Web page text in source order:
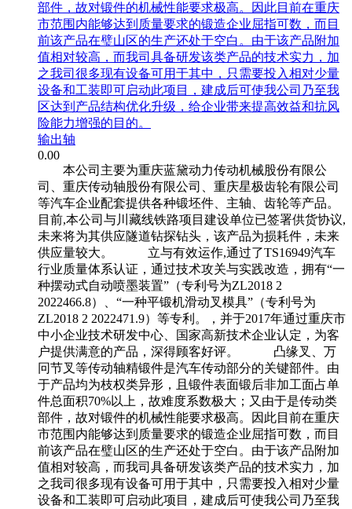
部件，故对锻件的机械性能要求极高。因此目前在重庆
市范围内能够达到质量要求的锻造企业屈指可数，而目
前该产品在璧山区的生产还处于空白。由于该产品附加
值相对较高，而我司具备研发该类产品的技术实力，加
之我司很多现有设备可用于其中，只需要投入相对少量
设备和工装即可启动此项目，建成后可使我公司乃至我
区达到产品结构优化升级，给企业带来提高效益和抗风
险能力增强的目的。
输出轴
0.00
本公司主要为重庆蓝黛动力传动机械股份有限公
司、重庆传动轴股份有限公司、重庆星极齿轮有限公司
等汽车企业配套提供各种锻坯件、主轴、齿轮等产品。
目前,本公司与川藏线铁路项目建设单位已签署供货协议,
未来将为其供应隧道钻探钻头，该产品为损耗件，未来
供应量较大。 立与有效运作,通过了TS16949汽车
行业质量体系认证，通过技术攻关与实践改造，拥有“一
种摆动式自动喷墨装置”（专利号为ZL2018 2
2022466.8）、“一种平锻机滑动叉模具”（专利号为
ZL2018 2 2022471.9）等专利。，并于2017年通过重庆市
中小企业技术研发中心、国家高新技术企业认定，为客
户提供满意的产品，深得顾客好评。 凸缘叉、万
冋节叉等传动轴精锻件是汽车传动部分的关键部件。由
于产品均为枝权类异形，且锻件表面锻后非加工面占单
件总面积70%以上，故难度系数极大；又由于是传动类
部件，故对锻件的机械性能要求极高。因此目前在重庆
市范围内能够达到质量要求的锻造企业屈指可数，而目
前该产品在璧山区的生产还处于空白。由于该产品附加
值相对较高，而我司具备研发该类产品的技术实力，加
之我司很多现有设备可用于其中，只需要投入相对少量
设备和工装即可启动此项目，建成后可使我公司乃至我